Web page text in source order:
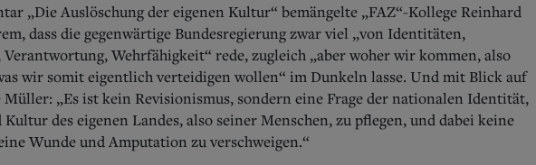
„Die Auslöschung der eigenen Kultur“ bemängelte „FAZ“-Kollege Reinhard
dass die gegenwärtige Bundesregierung zwar viel „von Identitäten,
Verantwortung, Wehrfähigkeit“ rede, zugleich „aber woher wir kommen, also
wir somit eigentlich verteidigen wollen“ im Dunkeln lasse. Und mit Blick auf
Müller: „Es ist kein Revisionismus, sondern eine Frage der nationalen Identität,
des eigenen Landes, also seiner Menschen, zu pflegen, und dabei keine
Wunde und Amputation zu verschweigen.“